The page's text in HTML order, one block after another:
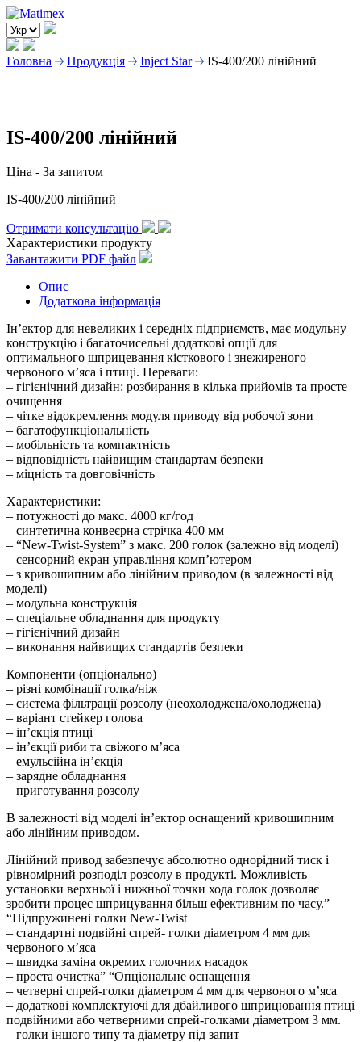
Головна Продукція Inject Star IS-400/200 лінійний
IS-400/200 лінійний
Ціна - За запитом
IS-400/200 лінійний
Отримати консультацію
Характеристики продукту
Завантажити PDF файл
Опис
Додаткова інформація
Ін’ектор для невеликих і середніх підприємств, має модульну
конструкцію і багаточисельні додаткові опції для
оптимального шприцевання кісткового і знежиреного
червоного м’яса і птиці. Переваги:
– гігієнічний дизайн: розбирання в кілька прийомів та просте
очищення
– чітке відокремлення модуля приводу від робочої зони
– багатофункціональність
– мобільність та компактність
– відповідність найвищим стандартам безпеки
– міцність та довговічність
Характеристики:
– потужності до макс. 4000 кг/год
– синтетична конвеєрна стрічка 400 мм
– “New-Twist-System” з макс. 200 голок (залежно від моделі)
– сенсорний екран управління комп’ютером
– з кривошипним або лінійним приводом (в залежності від
моделі)
– модульна конструкція
– спеціальне обладнання для продукту
– гігієнічний дизайн
– виконання найвищих стандартів безпеки
Компоненти (опціонально)
– різні комбінації голка/ніж
– система фільтрації розсолу (неохолоджена/охолоджена)
– варіант стейкер голова
– ін’єкція птиці
– ін’єкції риби та свіжого м’яса
– емульсійна ін’єкція
– зарядне обладнання
– приготування розсолу
В залежності від моделі ін’ектор оснащений кривошипним
або лінійним приводом.
Лінійний привод забезпечує абсолютно однорідний тиск і
рівномірний розподіл розсолу в продукті. Можливість
установки верхньої і нижньої точки хода голок дозволяє
зробити процес шприцування більш ефективним по часу.”
“Підпружинені голки New-Twist
– стандартні подвійні спрей- голки діаметром 4 мм для
червоного м’яса
– швидка заміна окремих голочних насадок
– проста очиcтка” “Опціональне оснащення
– четверні спрей-голки діаметром 4 мм для червоного м’яса
– додаткові комплектуючі для дбайливого шприцювання птиці
подвійними або четверними спрей-голками діаметром 3 мм.
– голки іншого типу та діаметру під запит